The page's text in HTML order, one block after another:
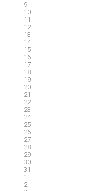
9
10
11
12
13
14
15
16
17
18
19
20
21
22
23
24
25
26
27
28
29
30
31
1
2